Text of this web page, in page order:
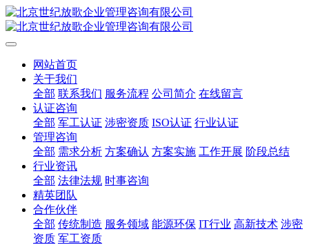
网站首页
关于我们
全部 联系我们 服务流程 公司简介 在线留言
认证咨询
全部 军工认证 涉密资质 ISO认证 行业认证
管理咨询
全部 需求分析 方案确认 方案实施 工作开展 阶段总结
行业资讯
全部 法律法规 时事咨询
精英团队
合作伙伴
全部 传统制造 服务领域 能源环保 IT行业 高新技术 涉密
资质 军工资质